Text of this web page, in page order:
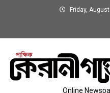
Friday,
Online